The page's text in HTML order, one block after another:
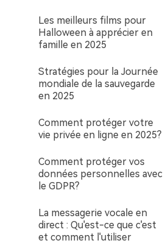
Les meilleurs films pour
Halloween à apprécier en
famille en 2025
Stratégies pour la Journée
mondiale de la sauvegarde
en 2025
Comment protéger votre
vie privée en ligne en 2025?
Comment protéger vos
données personnelles avec
le GDPR?
La messagerie vocale en
direct : Qu'est-ce que c'est
et comment l'utiliser